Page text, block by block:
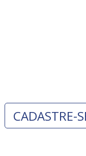
CADASTRE-